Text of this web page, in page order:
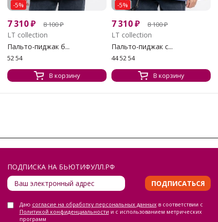
-5%
7 310₽ 8 100₽
LT collection
Пальто-пиджак б...
52 54
В корзину
-5%
7 310₽ 8 100₽
LT collection
Пальто-пиджак с...
44 52 54
В корзину
ПОДПИСКА НА БЬЮТИФУЛЛ.РФ
ПОДПИСАТЬСЯ
Даю согласие на обработку персональных данныхв соответствии с
Политикой конфиденциальности и с использованием метрических
программ